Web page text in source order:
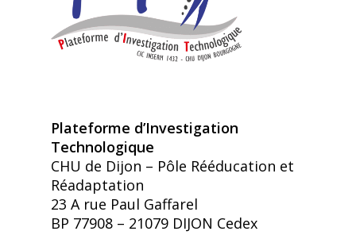
Plateforme d’Investigation
Technologique
CHU de Dijon – Pôle Rééducation et
Réadaptation
23 A rue Paul Gaffarel
BP 77908 – 21079 DIJON Cedex